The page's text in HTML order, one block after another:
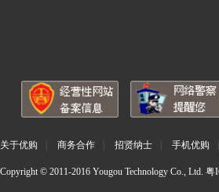
关于优购 商务合作 招贤纳士 手机优购
Copyright © 2011-2016 Yougou Technology Co., Ltd. 粤